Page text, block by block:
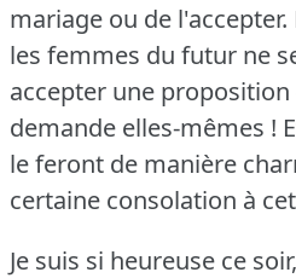
mariage ou de l'accepter.
les femmes du futur ne
accepter une
demande elles-mêmes !
le feront de manière
certaine consolation à
Je suis si heureuse ce